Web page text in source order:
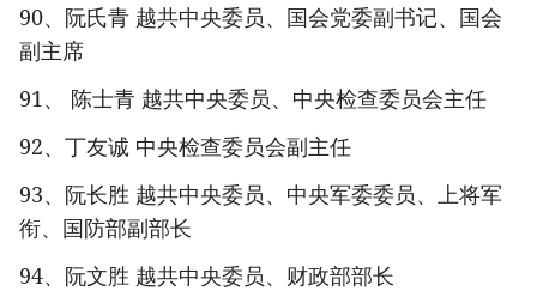
90、阮氏青 越共中央委员、国会党委副书记、国会
副主席
91、 陈士青 越共中央委员、中央检查委员会主任
92、丁友诚 中央检查委员会副主任
93、阮长胜 越共中央委员、中央军委委员、上将军
衔、国防部副部长
94、阮文胜 越共中央委员、财政部部长